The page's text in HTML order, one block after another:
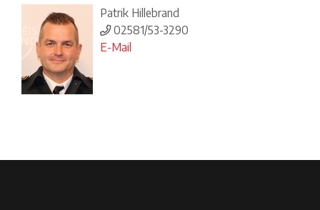
Patrik Hillebrand
02581/53-3290
E-Mail